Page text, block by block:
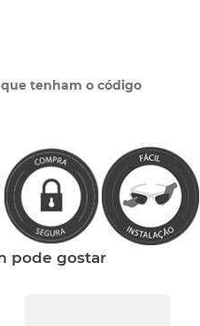
tenham o código
pode gostar